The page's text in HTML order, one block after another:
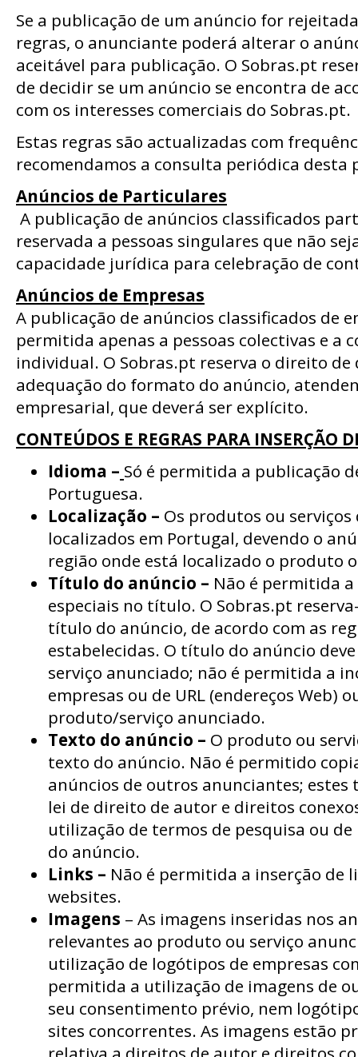
Se a publicação de um anúncio for
regras, o anunciante poderá alterar o
aceitável para publicação. O Sobras.pt
de decidir se um anúncio se encontra de
com os interesses comerciais do Sobras.pt.
Estas regras são actualizadas com
recomendamos a consulta periódica desta
Anúncios de Particulares
A publicação de anúncios classificados
reservada a pessoas singulares que não
capacidade jurídica para celebração de
Anúncios de Empresas
A publicação de anúncios classificados de
permitida apenas a pessoas colectivas e a
individual. O Sobras.pt reserva o direito de
adequação do formato do anúncio,
empresarial, que deverá ser explícito.
CONTEÚDOS E REGRAS PARA INSERÇÃO
Idioma – Só é permitida a publicação
Portuguesa.
Localização – Os produtos ou
localizados em Portugal, devendo o
região onde está localizado o produto
Título do anúncio – Não é permitida
especiais no título. O Sobras.pt
título do anúncio, de acordo com as
estabelecidas. O título do anúncio
serviço anunciado; não é permitida a
empresas ou de URL (endereços Web)
produto/serviço anunciado.
Texto do anúncio – O produto ou
texto do anúncio. Não é permitido
anúncios de outros anunciantes; estes
lei de direito de autor e direitos
utilização de termos de pesquisa ou
do anúncio.
Links – Não é permitida a inserção de
websites.
Imagens – As imagens inseridas nos
relevantes ao produto ou serviço
utilização de logótipos de empresas
permitida a utilização de imagens de
seu consentimento prévio, nem
sites concorrentes. As imagens estão